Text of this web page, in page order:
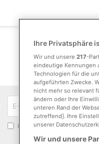
Bitte bestätigen Sie durch
Ihre Privatsphäre
Wir und unsere 217-
eindeutige Kennungen
Technologien für die
aufgeführten Zwecke.
nicht mehr so relevant
ändern oder Ihre
unteren Rand der
zutreffend]. Ihre
unserer
Wir und unsere